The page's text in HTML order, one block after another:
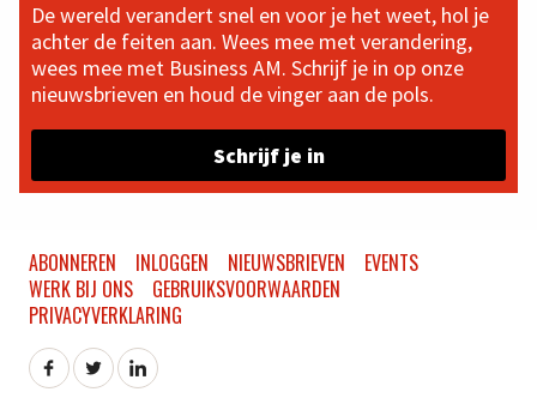
De wereld verandert snel en voor je het weet, hol je
achter de feiten aan. Wees mee met verandering,
wees mee met Business AM. Schrijf je in op onze
nieuwsbrieven en houd de vinger aan de pols.
Schrijf je in
ABONNEREN INLOGGEN NIEUWSBRIEVEN
EVENTS
WERK BIJ ONS
GEBRUIKSVOORWAARDEN
PRIVACYVERKLARING